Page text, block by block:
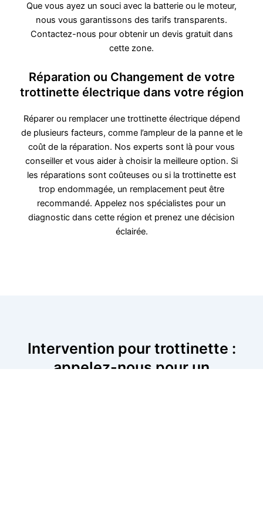
Que vous ayez un souci avec la batterie ou le moteur,
nous vous garantissons des tarifs transparents.
Contactez-nous pour obtenir un devis gratuit dans
cette zone.
Réparation ou Changement de votre
trottinette électrique dans votre région
Réparer ou remplacer une trottinette électrique dépend
de plusieurs facteurs, comme l’ampleur de la panne et le
coût de la réparation. Nos experts sont là pour vous
conseiller et vous aider à choisir la meilleure option. Si
les réparations sont coûteuses ou si la trottinette est
trop endommagée, un remplacement peut être
recommandé. Appelez nos spécialistes pour un
diagnostic dans cette région et prenez une décision
éclairée.
Intervention pour trottinette :
appelez-nous pour un